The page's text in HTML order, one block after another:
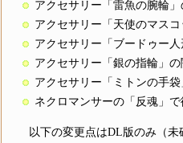
アクセサリー「雷魚の腕輪
アクセサリー「天使のマス
アクセサリー「ブードゥー
アクセサリー「銀の指輪」
アクセサリー「ミトンの手
ネクロマンサーの「反魂」で
以下の変更点はDL版のみ（未